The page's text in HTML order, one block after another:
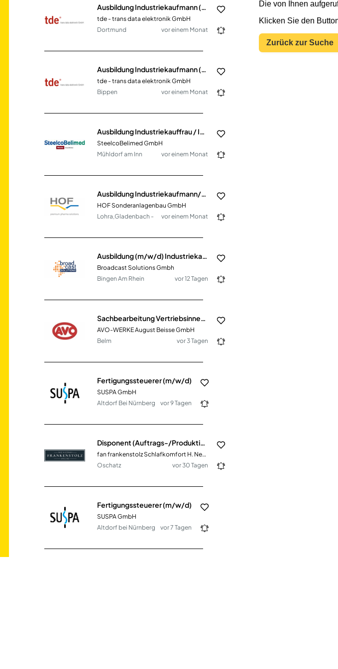
Ausbildung Industriekaufmann (m/w/d)
tde - trans data elektronik GmbH
Dortmund
vor einem Monat
Ausbildung Industriekaufmann (m/w/d)
tde - trans data elektronik GmbH
Bippen
vor einem Monat
SteelcoBelimed GmbH
Mühldorf am Inn
vor einem Monat
Ausbildung Industriekaufmann/-frau (m/w/d)
HOF Sonderanlagenbau GmbH
Lohra,Gladenbach -
vor einem Monat
Ausbildung (m/w/d) Industriekauffrau / -mann (3 J.)
Broadcast Solutions Gmbh
Bingen Am Rhein
vor 12 Tagen
AVO-WERKE August Beisse GmbH
Belm
vor 3 Tagen
Fertigungssteuerer (m/w/d)
SUSPA GmbH
Altdorf Bei Nürnberg
vor 9 Tagen
Disponent (Auftrags-/Produktionsplanung) (m/w/d)
fan frankenstolz Schlafkomfort H. Neumeyer GmbH & Co. KG
Oschatz
vor 30 Tagen
Fertigungssteuerer (m/w/d)
SUSPA GmbH
Altdorf bei Nürnberg
vor 7 Tagen